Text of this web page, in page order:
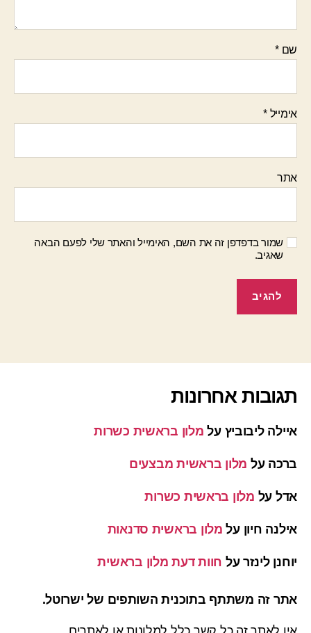
שם*
אימייל*
אתר
שמור בדפדפן זה את השם, האימייל והאתר שלי לפעם הבאה
שאגיב.
תגובות אחרונות
איילה ליבוביץ על מלון בראשית כשרות
ברכה על מלון בראשית מבצעים
אדל על מלון בראשית כשרות
אילנה חיון על מלון בראשית סדנאות
יוחנן לינזר על חוות דעת מלון בראשית
אתר זה משתתף בתוכנית השותפים של ישרוטל.